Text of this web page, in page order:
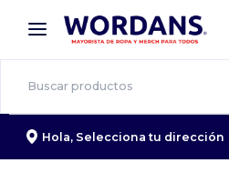
× App de Wordans
¡Mejores precios en app!
Hola, Selecciona tu dirección